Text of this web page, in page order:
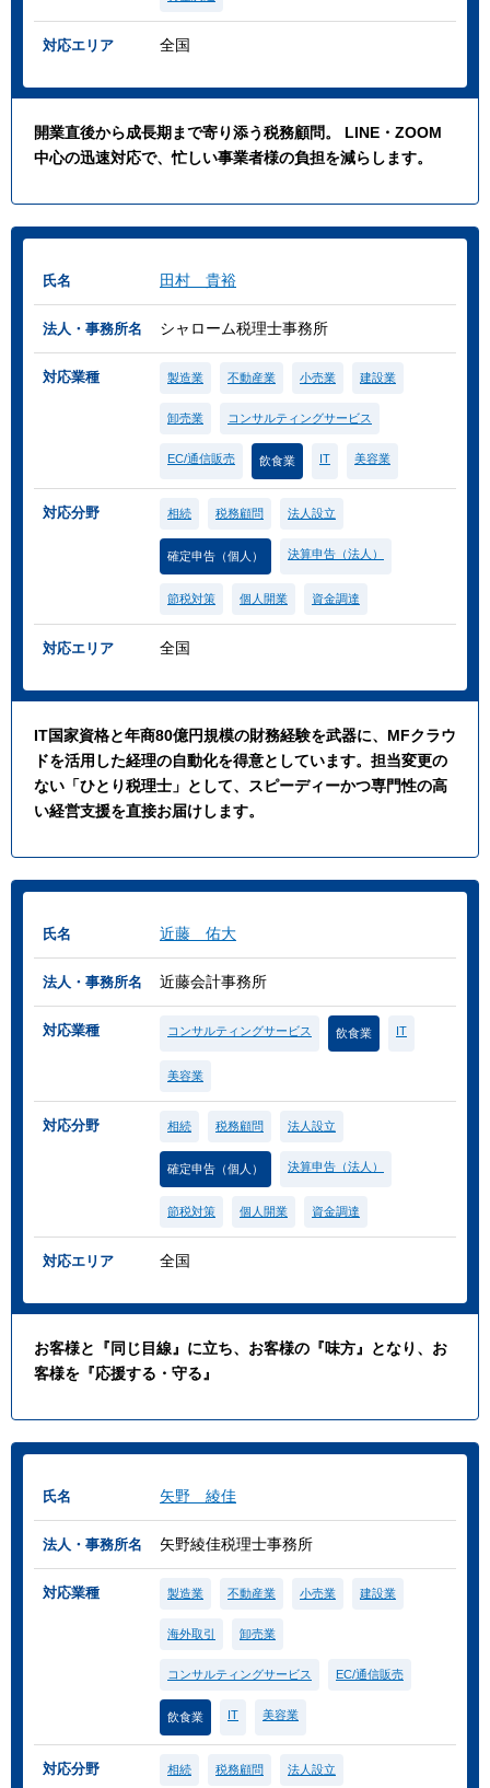
対応エリア 全国
開業直後から成長期まで寄り添う税務顧問。 LINE・ZOOM
中心の迅速対応で、忙しい事業者様の負担を減らします。
氏名 田村 貴裕
法人・事務所名 シャローム税理士事務所
対応業種 製造業 不動産業 小売業 建設業
卸売業 コンサルティングサービス
EC/通信販売 飲食業 IT 美容業
対応分野 相続 税務顧問 法人設立
確定申告（個人） 決算申告（法人）
節税対策 個人開業 資金調達
対応エリア 全国
IT国家資格と年商80億円規模の財務経験を武器に、MFクラウ
ドを活用した経理の自動化を得意としています。担当変更の
ない「ひとり税理士」として、スピーディーかつ専門性の高
い経営支援を直接お届けします。
氏名 近藤 佑大
法人・事務所名 近藤会計事務所
対応業種 コンサルティングサービス 飲食業 IT
美容業
対応分野 相続 税務顧問 法人設立
確定申告（個人） 決算申告（法人）
節税対策 個人開業 資金調達
対応エリア 全国
お客様と『同じ目線』に立ち、お客様の『味方』となり、お
客様を『応援する・守る』
氏名 矢野 綾佳
法人・事務所名 矢野綾佳税理士事務所
対応業種 製造業 不動産業 小売業 建設業
海外取引 卸売業
コンサルティングサービス EC/通信販売
飲食業 IT 美容業
対応分野 相続 税務顧問 法人設立